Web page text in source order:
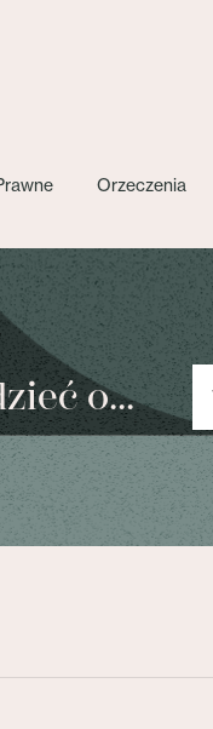
Orzeczenia
o...